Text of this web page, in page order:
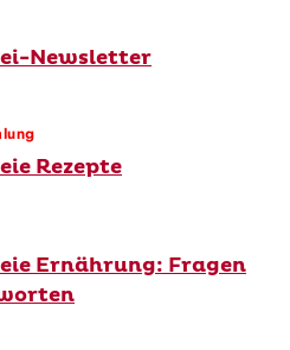
Newsletter
Rezepte
Ernährung: Fragen